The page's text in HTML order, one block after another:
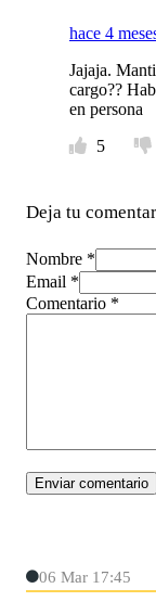
hace 4
Jajaja.
cargo??
en persona
5
Deja tu
Nombre *
Email *
Comentario *
06 Mar 17:45